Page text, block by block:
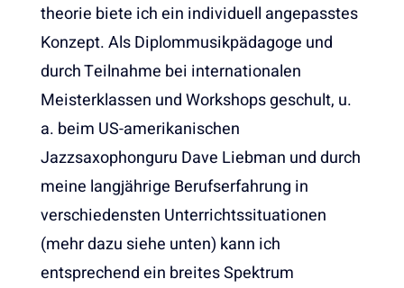
theorie biete ich ein individuell angepasstes
Konzept. Als Diplommusikpädagoge und
durch Teilnahme bei internationalen
Meisterklassen und Workshops geschult, u.
a. beim US-amerikanischen
Jazzsaxophonguru Dave Liebman und durch
meine langjährige Berufserfahrung in
verschiedensten Unterrichtssituationen
(mehr dazu siehe unten) kann ich
entsprechend ein breites Spektrum